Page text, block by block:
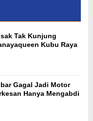
Tak Kunjung
Kubu Raya
Gagal Jadi Motor
Hanya Mengabdi